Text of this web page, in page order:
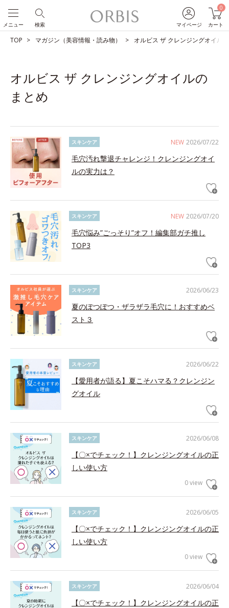
マイページ
0
カート
検索
メニュー
TOP マガジン（美容情報・読み物） オルビス ザ クレンジングオイル
オルビス ザ クレンジングオイルの
まとめ
NEW 2026/07/22
スキンケア
毛穴汚れ撃退チャレンジ！クレンジングオイ
ルの実力は？
NEW 2026/07/20
スキンケア
毛穴悩み”ごっそり”オフ！編集部ガチ推し
TOP3
2026/06/23
スキンケア
夏のぽつぽつ・ザラザラ毛穴に！おすすめベ
スト３
2026/06/22
スキンケア
【愛用者が語る】夏こそハマる？クレンジン
グオイル
2026/06/08
スキンケア
【〇×でチェック！】クレンジングオイルの正
しい使い方
0 view
2026/06/05
スキンケア
【〇×でチェック！】クレンジングオイルの正
しい使い方
0 view
2026/06/04
スキンケア
【〇×でチェック！】クレンジングオイルの正